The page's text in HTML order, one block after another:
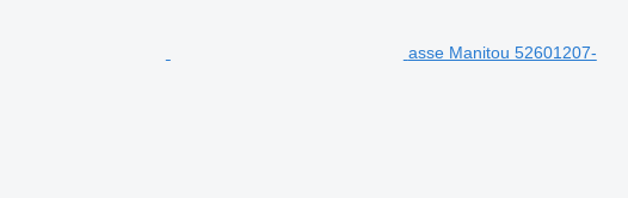
asse Manitou 52601207-